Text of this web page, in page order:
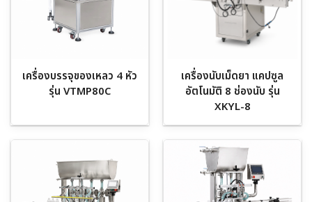
เครื่องบรรจุของเหลว 4 หัว
รุ่น VTMP80C
เครื่องนับเม็ดยา แคปซูล
อัตโนมัติ 8 ช่องนับ รุ่น
XKYL-8